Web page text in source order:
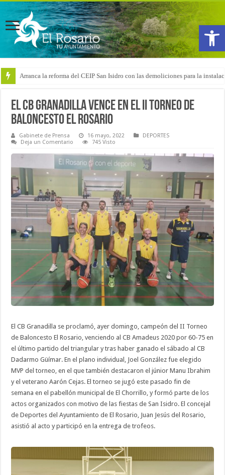
Abrir
Arranca la reforma del CEIP San Isidro con las demoliciones para la
El CB Granadilla vence en el II Torneo de
Baloncesto El Rosario
Gabinete de Prensa 16 mayo, 2022
DEPORTES
Deja un Comentario
745 Visto
El CB Granadilla se proclamó, ayer domingo, campeón del II Torneo
de Baloncesto El Rosario, venciendo al CB Amadeus 2020 por 60-75 en
el último partido del triangular y tras haber ganado el sábado al CB
Dadarmo Güímar. En el plano individual, Joel González fue elegido
MVP del torneo, en el que también destacaron el júnior Manu Ibrahim
y el veterano Aarón Cejas. El torneo se jugó este pasado fin de
semana en el pabellón municipal de El Chorrillo, y formó parte de los
actos organizados con motivo de las fiestas de San Isidro. El concejal
de Deportes del Ayuntamiento de El Rosario, Juan Jesús del Rosario,
asistió al acto y participó en la entrega de trofeos.